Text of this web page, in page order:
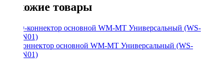
Похожие товары
ISO-коннектор основной WM-MT Универсальный (WS-
MTUN01)